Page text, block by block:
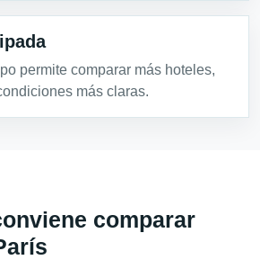
permite comparar más hoteles,
más claras.
comparar